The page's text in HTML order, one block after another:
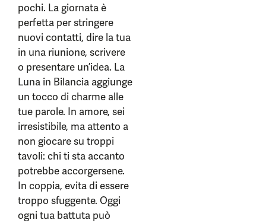
pochi. La giornata è
perfetta per stringere
nuovi contatti, dire la tua
in una riunione, scrivere
o presentare un’idea. La
Luna in Bilancia aggiunge
un tocco di charme alle
tue parole. In amore, sei
irresistibile, ma attento a
non giocare su troppi
tavoli: chi ti sta accanto
potrebbe accorgersene.
In coppia, evita di essere
troppo sfuggente. Oggi
ogni tua battuta può